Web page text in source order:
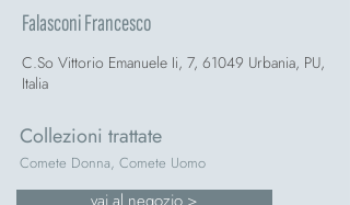
Falasconi Francesco
C.So Vittorio Emanuele Ii, 7, 61049 Urbania, PU,
Italia
Collezioni trattate
Comete Donna, Comete Uomo